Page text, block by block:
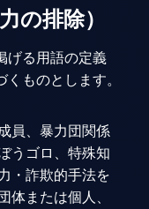
の排除）
げる用語の定義
ものとします。
員、暴力団関係
うゴロ、特殊知
・詐欺的手法を
または個人、